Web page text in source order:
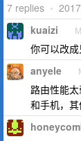
7 replies •
kuaizi
你可以改
anyele
路由性能
和手机，